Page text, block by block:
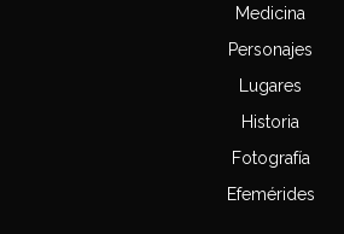
Medicina
Personajes
Lugares
Historia
Fotografía
Efemérides